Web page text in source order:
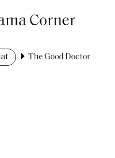
Corner
The Good Doctor